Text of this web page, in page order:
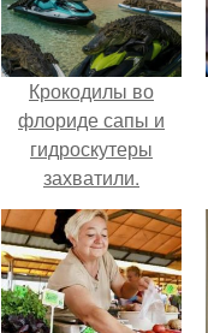
Крокодилы во
флориде сапы и
гидроскутеры
захватили.